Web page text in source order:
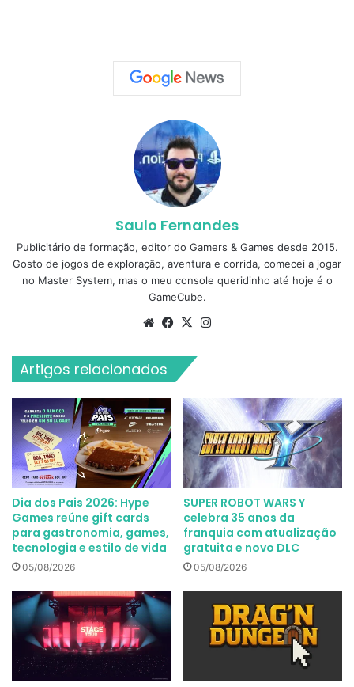
Saulo Fernandes
Publicitário de formação, editor do Gamers & Games desde 2015.
Gosto de jogos de exploração, aventura e corrida, comecei a jogar
no Master System, mas o meu console queridinho até hoje é o
GameCube.
WebsiteFacebook
X
Artigos relacionados
Dia dos Pais 2026: Hype
Games reúne gift cards
para gastronomia, games,
tecnologia e estilo de vida
05/08/2026
SUPER ROBOT WARS Y
celebra 35 anos da
franquia com atualização
gratuita e novo DLC
05/08/2026